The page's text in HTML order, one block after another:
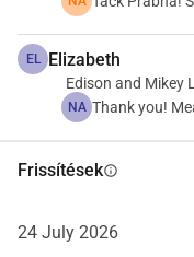
(Baylis Director, The
készítette. A
Művészeti Tanács és
EL Elizabeth
Edison and Mikey
NA Thank you!
Frissítésekinfo
24 July 2026